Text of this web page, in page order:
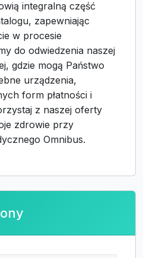
integralną część
zapewniając
w procesie
do odwiedzenia naszej
gdzie mogą Państwo
urządzenia,
form płatności i
z naszej oferty
zdrowie przy
Omnibus.